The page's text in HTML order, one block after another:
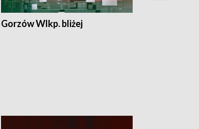
Gorzów Wlkp. bliżej